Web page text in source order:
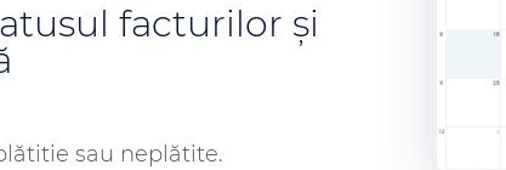
facturilor și
sau neplătite.